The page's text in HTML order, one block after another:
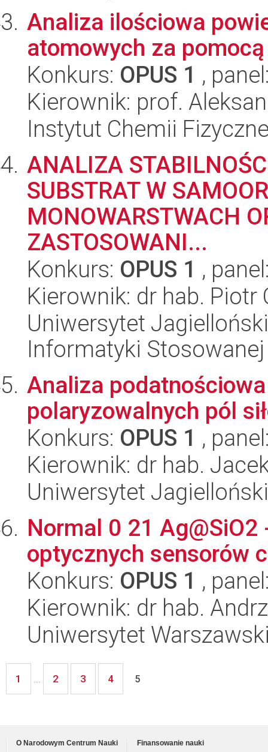
Analiza ilościowa
atomowych za
Konkurs: OPUS 1 ,
Kierownik: prof.
Instytut Chemii
ANALIZA
SUBSTRAT W
MONOWARSTWACH
ZASTOSOWANI...
Konkurs: OPUS 1 ,
Kierownik: dr hab. Piotr
Uniwersytet
Informatyki Stosowanej
Analiza
polaryzowalnych pól
Konkurs: OPUS 1 ,
Kierownik: dr hab.
Uniwersytet
Normal 0 21
optycznych sensorów
Konkurs: OPUS 1 ,
Kierownik: dr hab.
Uniwersytet
1 ... 2 3 4 5
O Narodowym Centrum Nauki Finansowanie nauki